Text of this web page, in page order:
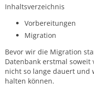
Inhaltsverzeichnis
Vorbereitungen
Migration
Bevor wir die Migration
Datenbank erstmal
nicht so lange dauert und
halten können.